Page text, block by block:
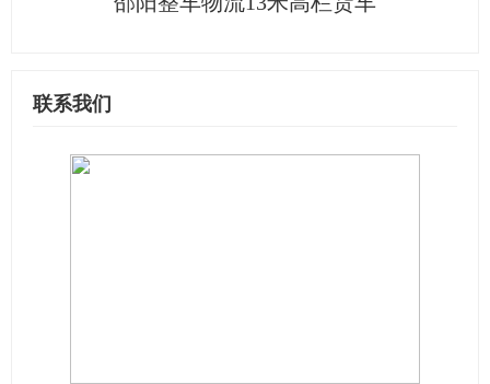
联系我们